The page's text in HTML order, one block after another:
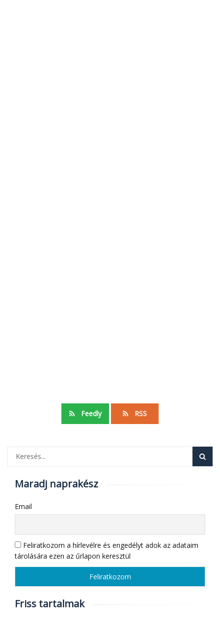
Feedly RSS
Maradj naprakész
Email
Feliratkozom a hírlevélre és engedélyt adok az adataim
tárolására ezen az űrlapon keresztül
Friss tartalmak